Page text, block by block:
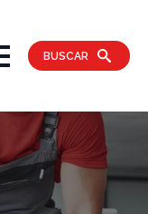
BUSCAR